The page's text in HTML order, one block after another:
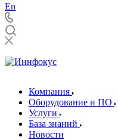
En
Компания
Оборудование и ПО
Услуги
База знаний
Новости